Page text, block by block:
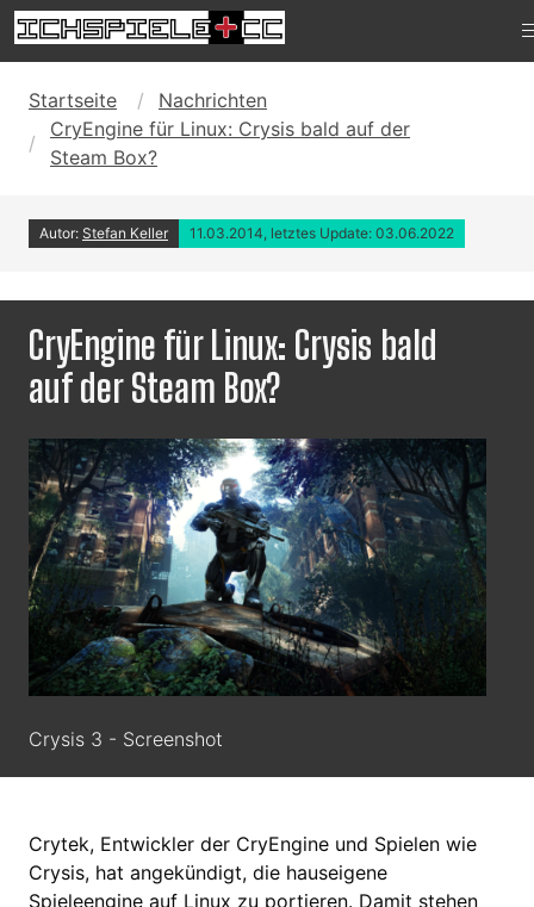
Startseite
Nachrichten
CryEngine für Linux: Crysis bald auf der
Steam Box?
Autor: Stefan Keller 11.03.2014, letztes Update: 03.06.2022
CryEngine für Linux: Crysis bald
auf der Steam Box?
Crysis 3 - Screenshot
Crytek, Entwickler der CryEngine und Spielen wie
Crysis, hat angekündigt, die hauseigene
Spieleengine auf Linux zu portieren. Damit stehen